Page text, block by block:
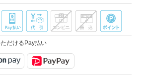
だけるPay払い